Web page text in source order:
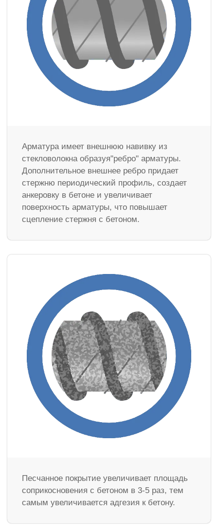
Арматура имеет внешнюю навивку из
стекловолокна образуя"ребро" арматуры.
Дополнительное внешнее ребро придает
стержню периодический профиль, создает
анкеровку в бетоне и увеличивает
поверхность арматуры, что повышает
сцепление стержня с бетоном.
Песчанное покрытие увеличивает площадь
соприкосновения с бетоном в 3-5 раз, тем
самым увеличивается адгезия к бетону.